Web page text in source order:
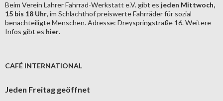
Beim Verein Lahrer Fahrrad-Werkstatt e.V. gibt es jeden Mittwoch,
15 bis 18 Uhr, im Schlachthof preiswerte Fahrräder für sozial
benachteiligte Menschen. Adresse: Dreyspringstraße 16. Weitere
Infos gibt es hier.
CAFÉ INTERNATIONAL
Jeden Freitag geöffnet